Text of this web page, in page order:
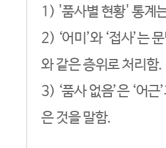
1) '품사별 현황' 통계
2) ‘어미’와 ‘접사’는
와 같은 층위로 처리함.
3) ‘품사 없음’은 ‘어
은 것을 말함.